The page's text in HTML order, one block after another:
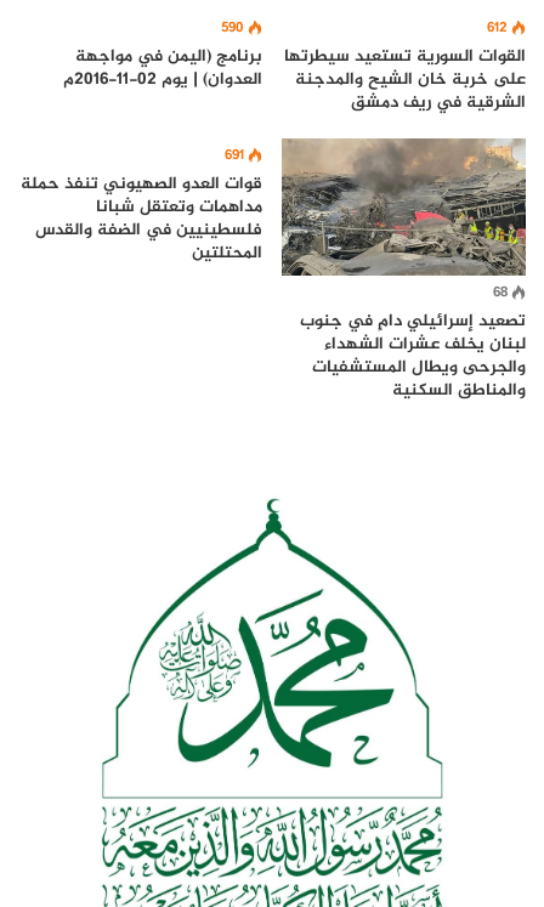
612
القوات السورية تستعيد سيطرتها
على خربة خان الشيح والمدجنة
الشرقية في ريف دمشق
590
برنامج (اليمن في مواجهة
العدوان) | يوم 02-11-2016م
68
تصعيد إسرائيلي دامٍ في جنوب
لبنان يخلف عشرات الشهداء
والجرحى ويطال المستشفيات
والمناطق السكنية
691
قوات العدو الصهيوني تنفذ حملة
مداهمات وتعتقل شبانا
فلسطينيين في الضفة والقدس
المحتلتين